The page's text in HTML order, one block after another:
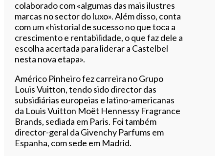
colaborado com «algumas das mais ilustres
marcas no sector do luxo». Além disso, conta
com um «historial de sucesso no que toca a
crescimento e rentabilidade, o que faz dele a
escolha acertada para liderar a Castelbel
nesta nova etapa».
Américo Pinheiro fez carreira no Grupo
Louis Vuitton, tendo sido director das
subsidiárias europeias e latino-americanas
da Louis Vuitton Moët Hennessy Fragrance
Brands, sediada em Paris. Foi também
director-geral da Givenchy Parfums em
Espanha, com sede em Madrid.